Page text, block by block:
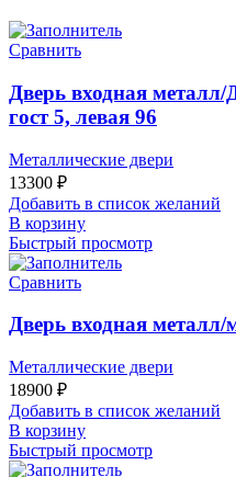
Сравнить
Дверь входная
гост 5, левая 96
Металлические двери
13300 ₽
Добавить в список желаний
В корзину
Быстрый просмотр
Сравнить
Дверь входная металл/
Металлические двери
18900 ₽
Добавить в список желаний
В корзину
Быстрый просмотр